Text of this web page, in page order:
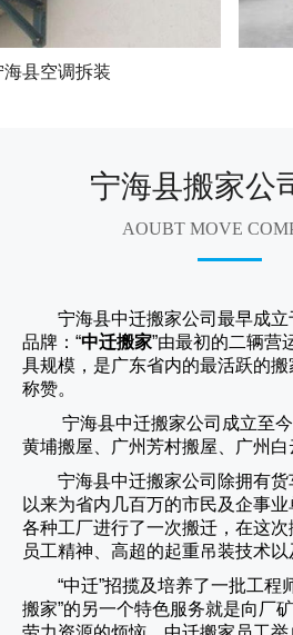
海县空调拆装
宁海县搬家公
AOUBT MOVE
宁海县中迁搬家公司最早成
品牌：“中迁搬家”由最初的二辆营
具规模，是广东省内的最活跃的
称赞。
宁海县中迁搬家公司成立至
黄埔搬屋、广州芳村搬屋、广州
宁海县中迁搬家公司除拥有
以来为省内几百万的市民及企事
各种工厂进行了一次搬迁，在这
员工精神、高超的起重吊装技术
“中迁”招揽及培养了一批工程
搬家”的另一个特色服务就是向厂